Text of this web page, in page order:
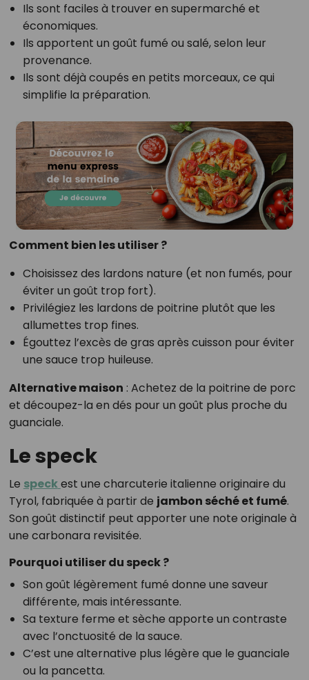
Ils sont faciles à trouver en supermarché et
économiques.
Ils apportent un goût fumé ou salé, selon leur
provenance.
Ils sont déjà coupés en petits morceaux, ce qui
simplifie la préparation.
Comment bien les utiliser ?
Choisissez des lardons nature (et non fumés, pour
éviter un goût trop fort).
Privilégiez les lardons de poitrine plutôt que les
allumettes trop fines.
Égouttez l’excès de gras après cuisson pour éviter
une sauce trop huileuse.
Alternative maison : Achetez de la poitrine de porc
et découpez-la en dés pour un goût plus proche du
guanciale.
Le speck
Le speckest une charcuterie italienne originaire du
Tyrol, fabriquée à partir de jambon séché et fumé.
Son goût distinctif peut apporter une note originale à
une carbonara revisitée.
Pourquoi utiliser du speck ?
Son goût légèrement fumé donne une saveur
différente, mais intéressante.
Sa texture ferme et sèche apporte un contraste
avec l’onctuosité de la sauce.
C’est une alternative plus légère que le guanciale
ou la pancetta.